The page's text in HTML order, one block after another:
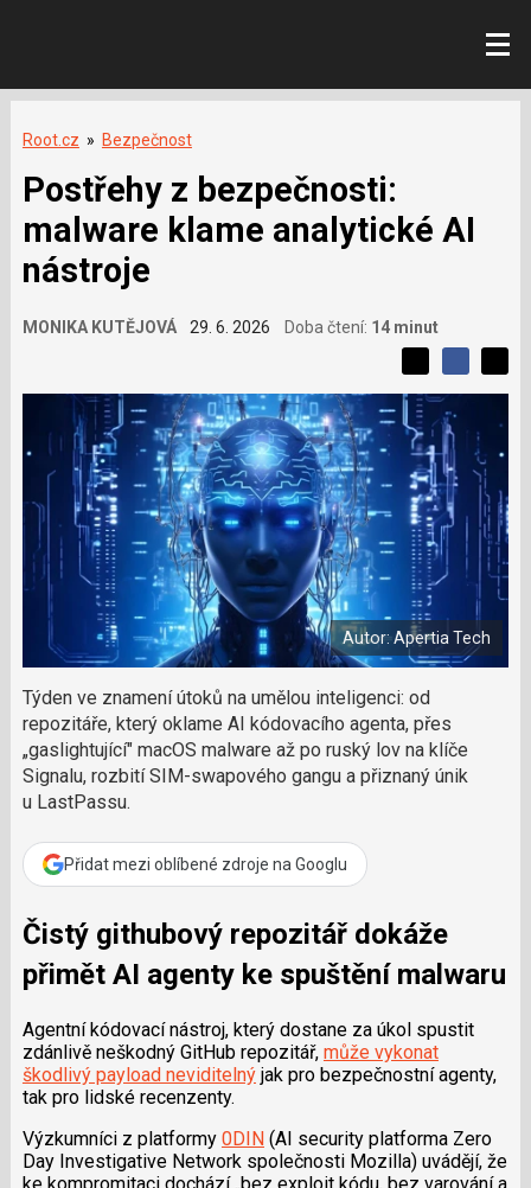
Root.cz » Bezpečnost
Postřehy z bezpečnosti:
malware klame analytické AI
nástroje
MONIKA KUTĚJOVÁ 29. 6. 2026 Doba čtení: 14 minut
b
s
e
v
á
m
č
l
á
n
e
k
?
o
d
r
d
k
c
i
S
d
í
l
e
t
S
d
í
j
t
o
o
d
e
e
n
a
s
í
Autor: Apertia Tech
Týden ve znamení útoků na umělou inteligenci: od
repozitáře, který oklame AI kódovacího agenta, přes
„gaslightující" macOS malware až po ruský lov na klíče
Signalu, rozbití SIM-swapového gangu a přiznaný únik
u LastPassu.
Přidat mezi oblíbené zdroje na Googlu
Čistý githubový repozitář dokáže
přimět AI agenty ke spuštění malwaru
Agentní kódovací nástroj, který dostane za úkol spustit
zdánlivě neškodný GitHub repozitář, může vykonat
škodlivý payload neviditelnýjak pro bezpečnostní agenty,
tak pro lidské recenzenty.
Výzkumníci z platformy 0DIN(AI security platforma Zero
Day Investigative Network společnosti Mozilla) uvádějí, že